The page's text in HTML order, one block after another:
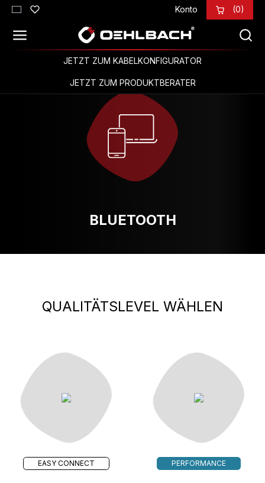
Zum Hauptinhalt springen Konto (0)
JETZT ZUM KABELKONFIGURATOR
JETZT ZUM PRODUKTBERATER
BLUETOOTH
QUALITÄTSLEVEL WÄHLEN
EASY CONNECT PERFORMANCE